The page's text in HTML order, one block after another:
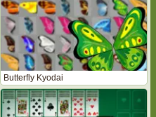
Butterfly Kyodai